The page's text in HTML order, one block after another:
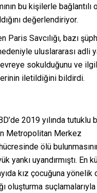
bu kişilerle bağlantılı
değerlendiriyor.
Paris Savcılığı, bazı
uluslararası adli
sokulduğunu ve
iletildiğini bildirdi.
2019 yılında tutuklu
Metropolitan Merkez
ölü
yankı uyandırmıştı. En
kız çocuğuna yönelik
oluşturma suçlamalarıyla